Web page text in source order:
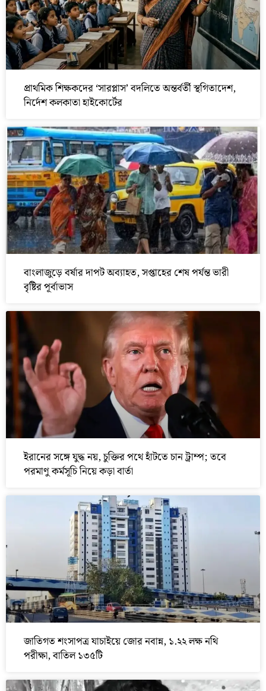
প্রাথমিক শিক্ষকদের ‘সারপ্লাস’ বদলিতে অন্তর্বর্তী স্থগিতাদেশ,
নির্দেশ কলকাতা হাইকোর্টের
বাংলাজুড়ে বর্ষার দাপট অব্যাহত, সপ্তাহের শেষ পর্যন্ত ভারী
বৃষ্টির পূর্বাভাস
ইরানের সঙ্গে যুদ্ধ নয়, চুক্তির পথে হাঁটতে চান ট্রাম্প; তবে
পরমাণু কর্মসূচি নিয়ে কড়া বার্তা
জাতিগত শংসাপত্র যাচাইয়ে জোর নবান্ন, ১.২২ লক্ষ নথি
পরীক্ষা, বাতিল ১৩৫টি